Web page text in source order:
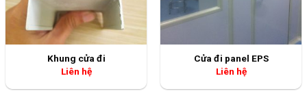
Khung cửa đi
Liên hệ
Cửa đi panel EPS
Liên hệ